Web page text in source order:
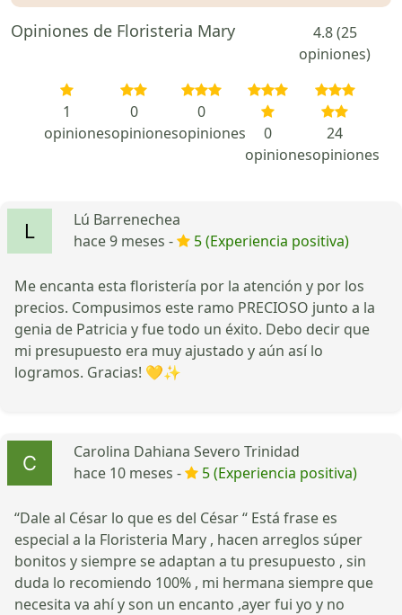
Opiniones de Floristeria Mary
4.8 (25
opiniones)
1
opiniones
0
opiniones
0
opiniones
0
opiniones
24
opiniones
Lú Barrenechea
hace 9 meses -
5 (Experiencia positiva)
Me encanta esta floristería por la atención y por los
precios. Compusimos este ramo PRECIOSO junto a la
genia de Patricia y fue todo un éxito. Debo decir que
mi presupuesto era muy ajustado y aún así lo
logramos. Gracias! 💛✨
Carolina Dahiana Severo Trinidad
hace 10 meses -
5 (Experiencia positiva)
“Dale al César lo que es del César “ Está frase es
especial a la Floristeria Mary , hacen arreglos súper
bonitos y siempre se adaptan a tu presupuesto , sin
duda lo recomiendo 100% , mi hermana siempre que
necesita va ahí y son un encanto ,ayer fui yo y no